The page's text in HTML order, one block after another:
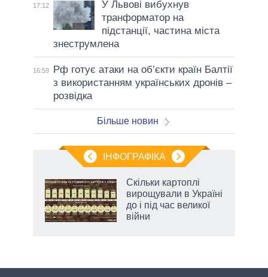
17:12
У Львові вибухнув
транформатор на
підстанції, частина міста
знеструмлена
16:59
Рф готує атаки на об’єкти країн Балтії
з використанням українських дронів –
розвідка
Більше новин
ІНФОГРАФІКА
Скільки картоплі
вирощували в Україні
до і під час великої
війни